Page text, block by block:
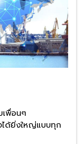
พื่อนๆ
ได้ยิ่งใหญ่แบบทุก